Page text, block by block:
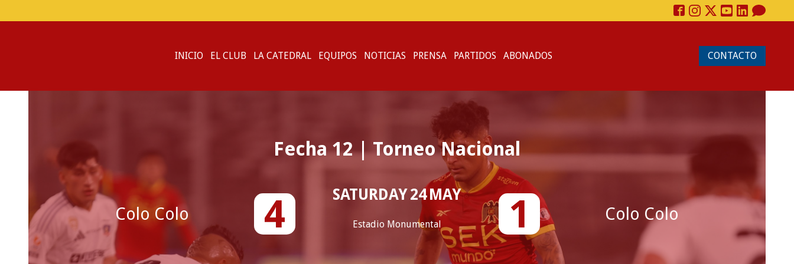
INICIO EL CLUB LA CATEDRAL EQUIPOS NOTICIAS PRENSA PARTIDOS ABONADOS CONTACTO
Fecha 12 | Torneo Nacional
Colo Colo 4 SATURDAY24MAY
Estadio Monumental 1 Colo Colo